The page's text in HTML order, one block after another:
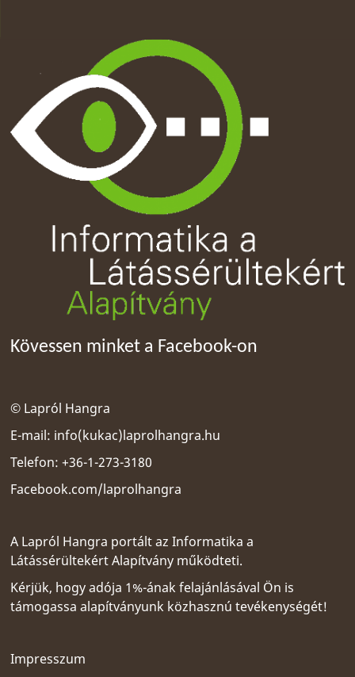
Kövessen minket a Facebook-on
© Lapról Hangra
E-mail: info(kukac)laprolhangra.hu
Telefon: +36-1-273-3180
Facebook.com/laprolhangra
A Lapról Hangra portált azInformatika a
Látássérültekért Alapítvány működteti.
Kérjük, hogy adója 1%-ának felajánlásával Ön is
támogassa alapítványunk közhasznú tevékenységét!
Impresszum